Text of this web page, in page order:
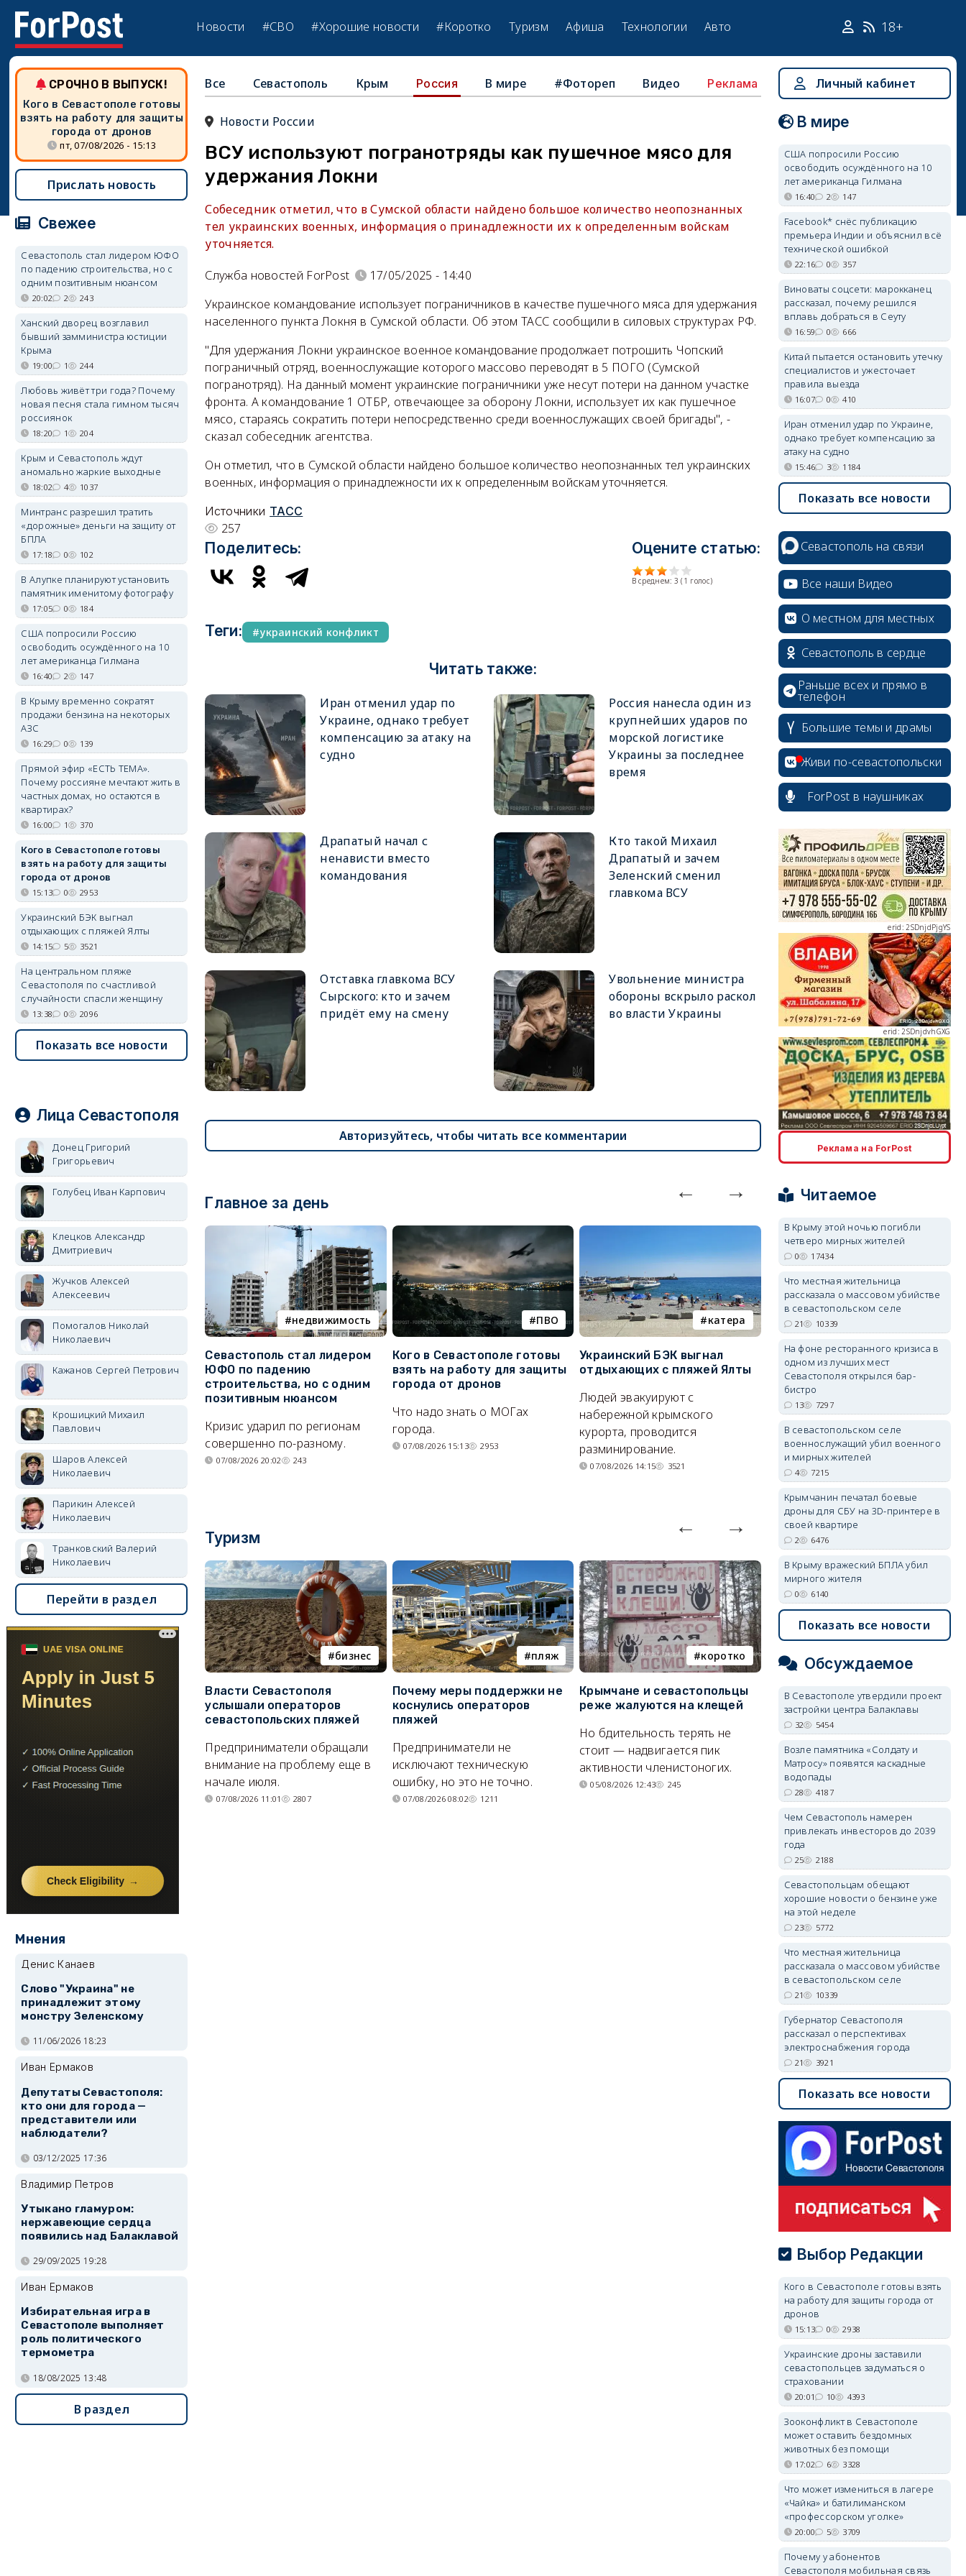
Новости #СВО #Хорошие новости #Коротко Туризм Афиша Технологии Авто 18+
Все Севастополь Крым Россия В мире #Фотореп Видео Реклама
Новости России
ВСУ используют погранотряды как пушечное мясо для
удержания Локни
Собеседник отметил, что в Сумской области найдено большое количество неопознанных
тел украинских военных, информация о принадлежности их к определенным войскам
уточняется.
Служба новостей ForPost
17/05/2025 - 14:40
Украинское командование использует пограничников в качестве пушечного мяса для удержания
населенного пункта Локня в Сумской области. Об этом ТАСС сообщили в силовых структурах РФ.
"Для удержания Локни украинское военное командование продолжает потрошить Чопский
пограничный отряд, военнослужащие которого массово переводят в 5 ПОГО (Сумской
погранотряд). На данный момент украинские пограничники уже несут потери на данном участке
фронта. А командование 1 ОТБР, отвечающее за оборону Локни, использует их как пушечное
мясо, стараясь сократить потери непосредственно среди военнослужащих своей бригады", -
сказал собеседник агентства.
Он отметил, что в Сумской области найдено большое количество неопознанных тел украинских
военных, информация о принадлежности их к определенным войскам уточняется.
Источники ТАСС
257
Поделитесь: Оцените статью:
В среднем: 3 ( 1 голос)
Теги: украинский конфликт
Читать также:
Иран отменил удар по
Украине, однако требует
компенсацию за атаку на
судно
Россия нанесла один из
крупнейших ударов по
морской логистике
Украины за последнее
время
Драпатый начал с
ненависти вместо
командования
Кто такой Михаил
Драпатый и зачем
Зеленский сменил
главкома ВСУ
Отставка главкома ВСУ
Сырского: кто и зачем
придёт ему на смену
Увольнение министра
обороны вскрыло раскол
во власти Украины
Авторизуйтесь, чтобы читать все комментарии
Главное за день
недвижимость
Севастополь стал лидером
ЮФО по падению
строительства, но с одним
позитивным нюансом
Кризис ударил по регионам
совершенно по-разному.
07/08/2026 20:02 243
ПВО
Кого в Севастополе готовы
взять на работу для защиты
города от дронов
Что надо знать о МОГах
города.
07/08/2026 15:13 2953
катера
Украинский БЭК выгнал
отдыхающих с пляжей Ялты
Людей эвакуируют с
набережной крымского
курорта, проводится
разминирование.
07/08/2026 14:15 3521
электроснабжение
Губернатор Севастополя
рассказал о перспективах
электроснабжения города
Энергетики, подчеркнул он,
делают практически
невозможное.
07/08/2026 10:13 3926
Туризм
бизнес
Власти Севастополя
услышали операторов
севастопольских пляжей
Предприниматели обращали
внимание на проблему еще в
начале июля.
07/08/2026 11:01 2807
пляж
Почему меры поддержки не
коснулись операторов
пляжей
Предприниматели не
исключают техническую
ошибку, но это не точно.
07/08/2026 08:02 1211
коротко
Крымчане и севастопольцы
реже жалуются на клещей
Но бдительность терять не
стоит — надвигается пик
активности членистоногих.
05/08/2026 12:43 245
В Севастополе утвердили
проект застройки центра
Балаклавы
Там появится туристический
квартал с отелями и
парковками.
05/08/2026 08:01
СРОЧНО В ВЫПУСК!
Кого в Севастополе готовы
взять на работу для защиты
города от дронов
пт, 07/08/2026 - 15:13
Прислать новость
Свежее
Севастополь стал лидером ЮФО
по падению строительства, но с
одним позитивным нюансом
20:02 2 243
Ханский дворец возглавил
бывший замминистра юстиции
Крыма
19:00 1 244
Любовь живёт три года? Почему
новая песня стала гимном тысяч
россиянок
18:20 1 204
Крым и Севастополь ждут
аномально жаркие выходные
18:02 4 1037
Минтранс разрешил тратить
«дорожные» деньги на защиту от
БПЛА
17:18 0 102
В Алупке планируют установить
памятник именитому фотографу
17:05 0 184
США попросили Россию
освободить осуждённого на 10
лет американца Гилмана
16:40 2 147
В Крыму временно сократят
продажи бензина на некоторых
АЗС
16:29 0 139
Прямой эфир «ЕСТЬ ТЕМА».
Почему россияне мечтают жить в
частных домах, но остаются в
квартирах?
16:00 1 370
Кого в Севастополе готовы
взять на работу для защиты
города от дронов
15:13 0 2953
Украинский БЭК выгнал
отдыхающих с пляжей Ялты
14:15 5 3521
На центральном пляже
Севастополя по счастливой
случайности спасли женщину
13:38 0 2096
Показать все новости
Лица Севастополя
Донец Григорий
Григорьевич
Голубец Иван Карпович
Клецков Александр
Дмитриевич
Жучков Алексей
Алексеевич
Помогалов Николай
Николаевич
Кажанов Сергей Петрович
Крошицкий Михаил
Павлович
Шаров Алексей
Николаевич
Парикин Алексей
Николаевич
Транковский Валерий
Николаевич
Перейти в раздел
Мнения
Денис Канаев
Слово "Украина" не
принадлежит этому
монстру Зеленскому
11/06/2026 18:23
Иван Ермаков
Депутаты Севастополя:
кто они для города —
представители или
наблюдатели?
03/12/2025 17:36
Владимир Петров
Утыкано гламуром:
нержавеющие сердца
появились над Балаклавой
29/09/2025 19:28
Иван Ермаков
Избирательная игра в
Севастополе выполняет
роль политического
термометра
18/08/2025 13:48
В раздел
Личный кабинет
В мире
США попросили Россию
освободить осуждённого на 10
лет американца Гилмана
16:40 2 147
Facebook* снёс публикацию
премьера Индии и объяснил всё
технической ошибкой
22:16 0 357
Виноваты соцсети: марокканец
рассказал, почему решился
вплавь добраться в Сеуту
16:59 0 666
Китай пытается остановить утечку
специалистов и ужесточает
правила выезда
16:07 0 410
Иран отменил удар по Украине,
однако требует компенсацию за
атаку на судно
15:46 3 1184
Показать все новости
Севастополь на связи
Все наши Видео
О местном для местных
Севастополь в сердце
Раньше всех и прямо в
телефон
Большие темы и драмы
Живи по-севастопольски
ForPost в наушниках
erid: 2SDnjcrDNw6
erid: 2SDnjdPjgYS
erid: 2SDnjdvhGXG
erid: 2SDnjcLUypt
erid: 2SDnjcrDNw6
erid: 2SDnjdPjgYS
Реклама на ForPost
Читаемое
В Крыму этой ночью погибли
четверо мирных жителей
0 17434
Что местная жительница
рассказала о массовом убийстве
в севастопольском селе
21 10339
На фоне ресторанного кризиса в
одном из лучших мест
Севастополя открылся бар-
бистро
13 7297
В севастопольском селе
военнослужащий убил военного
и мирных жителей
4 7215
Крымчанин печатал боевые
дроны для СБУ на 3D-принтере в
своей квартире
2 6476
В Крыму вражеский БПЛА убил
мирного жителя
0 6140
Показать все новости
Обсуждаемое
В Севастополе утвердили проект
застройки центра Балаклавы
32 5454
Возле памятника «Солдату и
Матросу» появятся каскадные
водопады
28 4187
Чем Севастополь намерен
привлекать инвесторов до 2039
года
25 2188
Севастопольцам обещают
хорошие новости о бензине уже
на этой неделе
23 5772
Что местная жительница
рассказала о массовом убийстве
в севастопольском селе
21 10339
Губернатор Севастополя
рассказал о перспективах
электроснабжения города
21 3921
Показать все новости
Выбор Редакции
Кого в Севастополе готовы взять
на работу для защиты города от
дронов
15:13 0 2938
Украинские дроны заставили
севастопольцев задуматься о
страховании
20:01 10 4393
Зооконфликт в Севастополе
может оставить бездомных
животных без помощи
17:02 6 3328
Что может измениться в лагере
«Чайка» и батилиманском
«профессорском уголке»
20:00 5 3709
Почему у абонентов
Севастополя мобильная связь